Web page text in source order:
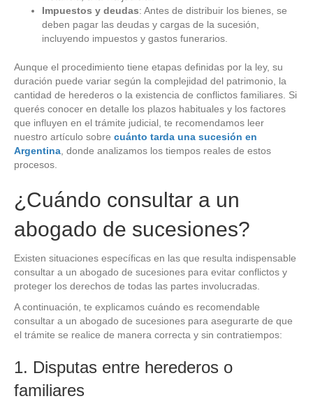
Impuestos y deudas: Antes de distribuir los bienes, se
deben pagar las deudas y cargas de la sucesión,
incluyendo impuestos y gastos funerarios.
Aunque el procedimiento tiene etapas definidas por la ley, su
duración puede variar según la complejidad del patrimonio, la
cantidad de herederos o la existencia de conflictos familiares. Si
querés conocer en detalle los plazos habituales y los factores
que influyen en el trámite judicial, te recomendamos leer
nuestro artículo sobre cuánto tarda una sucesión en
Argentina, donde analizamos los tiempos reales de estos
procesos.
¿Cuándo consultar a un
abogado de sucesiones?
Existen situaciones específicas en las que resulta indispensable
consultar a un abogado de sucesiones para evitar conflictos y
proteger los derechos de todas las partes involucradas.
A continuación, te explicamos cuándo es recomendable
consultar a un abogado de sucesiones para asegurarte de que
el trámite se realice de manera correcta y sin contratiempos:
1. Disputas entre herederos o
familiares